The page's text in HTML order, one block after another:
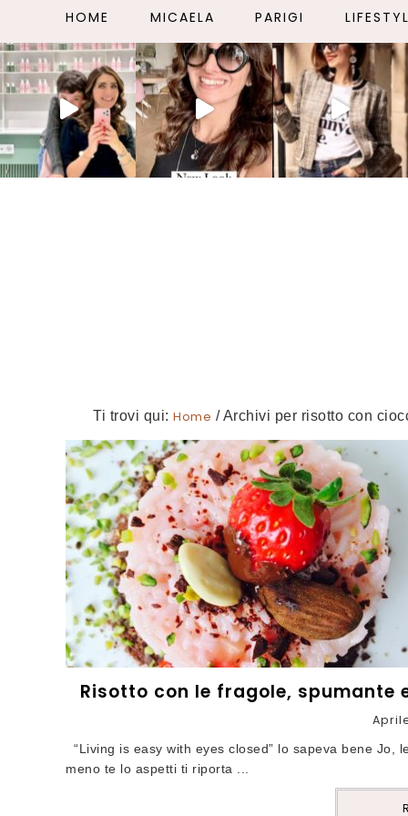
HOME MICAELA PARIGI
Ti trovi qui: Home /Archivi per risotto con
Risotto con le fragole, spumante
“Living is easy with eyes closed” lo sapeva bene
meno te lo aspetti ti riporta ...